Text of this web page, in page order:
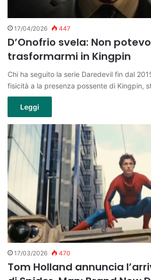
17/04/2026 447
D’Onofrio svela: Non
trasformarmi in Kingpin
Chi ha seguito la serie Daredevil fin dal
fisicità a la presenza possente di Kingpin,
Leggi
17/03/2026 470
Tom Holland annuncia